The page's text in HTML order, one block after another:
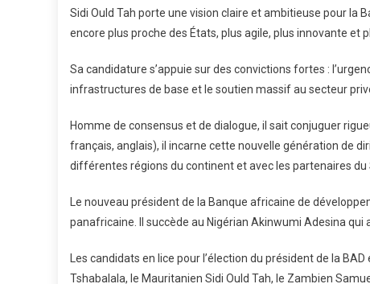
Sidi Ould Tah porte une vision claire et ambitieuse pour la
encore plus proche des États, plus agile, plus innovante et
Sa candidature s’appuie sur des convictions fortes :
infrastructures de base et le soutien massif au secteur
Homme de consensus et de dialogue, il sait conjuguer
français, anglais), il incarne cette nouvelle génération de
différentes régions du continent et avec les partenaires du
Le nouveau président de la Banque africaine de
panafricaine. Il succède au Nigérian Akinwumi Adesina
Les candidats en lice pour l’élection du président de la
Tshabalala, le Mauritanien Sidi Ould Tah, le Zambien